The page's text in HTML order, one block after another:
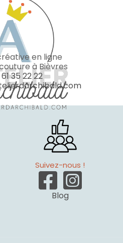
en ligne
à Bièvres
35 22 22
Suivez-nous !
Blog